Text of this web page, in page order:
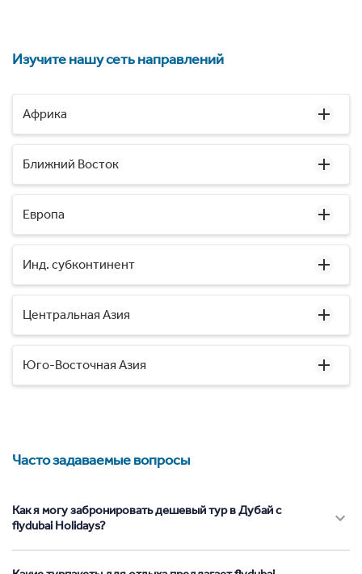
Изучите нашу сеть направлений
Африка
Ближний Восток
Европа
Инд. субконтинент
Центральная Азия
Юго-Восточная Азия
Часто задаваемые вопросы
Как я могу забронировать дешевый тур в Дубай с
flydubai Holidays?